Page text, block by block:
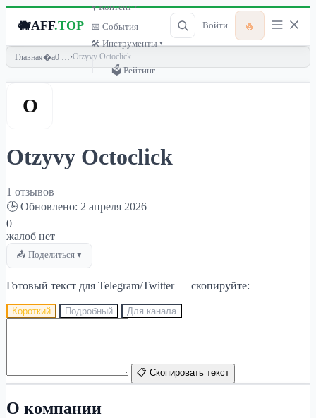
🐗AFF.TOP
🎙 Контент ▾
📅 События
🛠 Инструменты ▾
🗳 Рейтинг
Войти 🔥
Главная ›Otzyvy Octoclick
O
Otzyvy Octoclick
1 отзывов
🕒 Обновлено: 2 апреля 2026
0
жалоб нет
📤 Поделиться ▾
Готовый текст для Telegram/Twitter — скопируйте:
Короткий Подробный Для канала
📋 Скопировать текст
О компании